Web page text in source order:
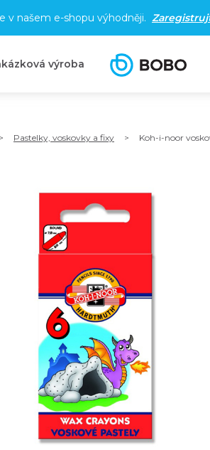
v našem e-shopu výhodněji.
výroba
> Pastelky, voskovky a fixy > Koh-i-noor